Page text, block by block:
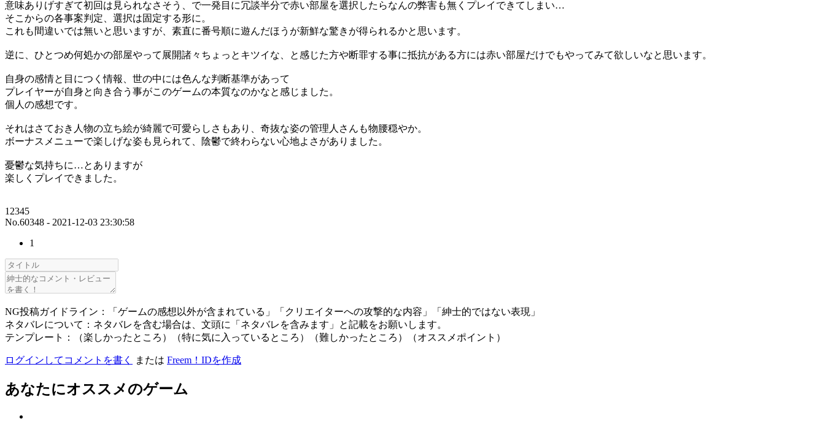
意味ありげすぎて初回は見られなさそう、で一発目に冗談半分で赤い部屋を選択したらなんの弊害も無くプレイできてしまい…
そこからの各事案判定、選択は固定する形に。
これも間違いでは無いと思いますが、素直に番号順に遊んだほうが新鮮な驚きが得られるかと思います。
逆に、ひとつめ何処かの部屋やって展開諸々ちょっとキツイな、と感じた方や断罪する事に抵抗がある方には赤い部屋だけでもやってみて欲しいなと思います。
自身の感情と目につく情報、世の中には色んな判断基準があって
プレイヤーが自身と向き合う事がこのゲームの本質なのかなと感じました。
個人の感想です。
それはさておき人物の立ち絵が綺麗で可愛らしさもあり、奇抜な姿の管理人さんも物腰穏やか。
ボーナスメニューで楽しげな姿も見られて、陰鬱で終わらない心地よさがありました。
憂鬱な気持ちに…とありますが
楽しくプレイできました。
12345
No.60348 - 2021-12-03 23:30:58
1
NG投稿ガイドライン：「ゲームの感想以外が含まれている」「クリエイターへの攻撃的な内容」「紳士的ではない表現」
ネタバレについて：ネタバレを含む場合は、文頭に「ネタバレを含みます」と記載をお願いします。
テンプレート：（楽しかったところ）（特に気に入っているところ）（難しかったところ）（オススメポイント）
ログインしてコメントを書く または Freem！IDを作成
あなたにオススメのゲーム